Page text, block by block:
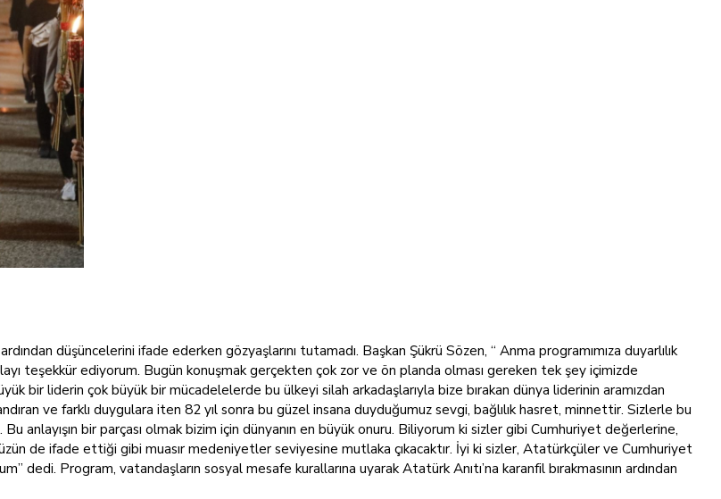
düşüncelerini ifade ederken gözyaşlarını tutamadı. Başkan Şükrü Sözen, “ Anma programımıza duyarlılık
teşekkür ediyorum. Bugün konuşmak gerçekten çok zor ve ön planda olması gereken tek şey içimizde
bir liderin çok büyük bir mücadelelerde bu ülkeyi silah arkadaşlarıyla bize bırakan dünya liderinin aramızdan
ve farklı duygulara iten 82 yıl sonra bu güzel insana duyduğumuz sevgi, bağlılık hasret, minnettir. Sizlerle bu
anlayışın bir parçası olmak bizim için dünyanın en büyük onuru. Biliyorum ki sizler gibi Cumhuriyet değerlerine,
de ifade ettiği gibi muasır medeniyetler seviyesine mutlaka çıkacaktır. İyi ki sizler, Atatürkçüler ve Cumhuriyet
dedi. Program, vatandaşların sosyal mesafe kurallarına uyarak Atatürk Anıtı’na karanfil bırakmasının ardından